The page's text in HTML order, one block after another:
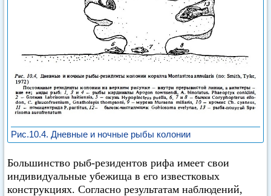
Рис.10.4. Дневные и ночные рыбы колонии
Большинство рыб-резидентов рифа имеет свои
индивидуальные убежища в его известковых
конструкциях. Согласно результатам наблюдений,